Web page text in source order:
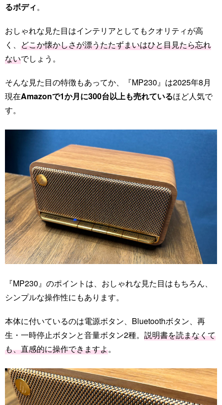
るボディ。
おしゃれな見た目はインテリアとしてもクオリティが高
く、 どこか懐かしさが漂うたたずまいはひと目見たら忘れ
ないでしょう。
そんな見た目の特徴もあってか、『MP230』は2025年8月
現在Amazonで1か月に300台以上も売れているほど人気で
す。
『MP230』のポイントは、おしゃれな見た目はもちろん、
シンプルな操作性にもあります。
本体に付いているのは電源ボタン、Bluetoothボタン、再
生・一時停止ボタンと音量ボタン2種。 説明書を読まなくて
も、直感的に操作できますよ。